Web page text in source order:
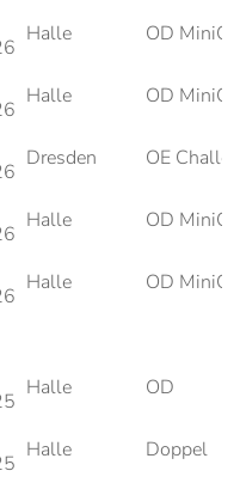
Halle
OD
Halle
OD
Dresden
OE
Halle
OD
Halle OD
Halle OD
Halle Doppel